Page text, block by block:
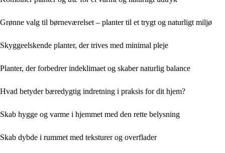
Grønne valg til børneværelset – planter til et trygt og naturligt miljø
Skyggeelskende planter, der trives med minimal pleje
Planter, der forbedrer indeklimaet og skaber naturlig balance
Hvad betyder bæredygtig indretning i praksis for dit hjem?
Skab hygge og varme i hjemmet med den rette belysning
Skab dybde i rummet med teksturer og overflader